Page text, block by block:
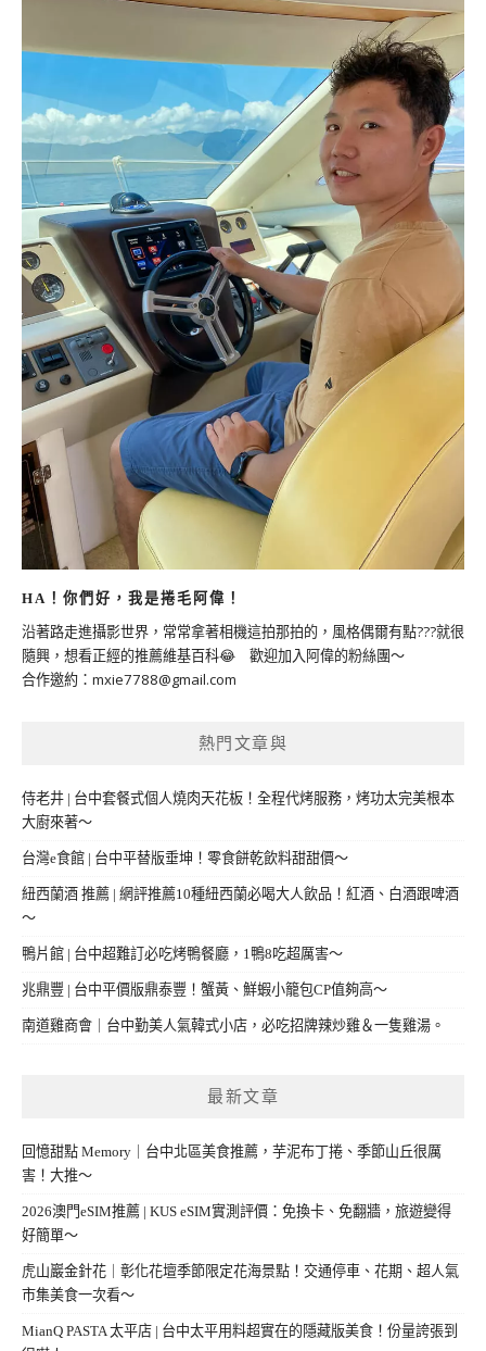
HA！你們好，我是捲毛阿偉！
沿著路走進攝影世界，常常拿著相機這拍那拍的，風格偶爾有點???就很
隨興，想看正經的推薦維基百科😂 歡迎加入阿偉的粉絲團～
合作邀約： mxie7788@gmail.com
熱門文章與
侍老井 | 台中套餐式個人燒肉天花板！全程代烤服務，烤功太完美根本
大廚來著～
台灣e食館 | 台中平替版垂坤！零食餅乾飲料甜甜價～
紐西蘭酒 推薦 | 網評推薦10種紐西蘭必喝大人飲品！紅酒、白酒跟啤酒
～
鴨片館 | 台中超難訂必吃烤鴨餐廳，1鴨8吃超厲害～
兆鼎豐 | 台中平價版鼎泰豐！蟹黃、鮮蝦小籠包CP值夠高～
南道雞商會｜台中勤美人氣韓式小店，必吃招牌辣炒雞＆一隻雞湯。
最新文章
回憶甜點 Memory｜台中北區美食推薦，芋泥布丁捲、季節山丘很厲
害！大推～
2026澳門eSIM推薦 | KUS eSIM實測評價：免換卡、免翻牆，旅遊變得
好簡單～
虎山巖金針花｜彰化花壇季節限定花海景點！交通停車、花期、超人氣
市集美食一次看～
MianQ PASTA 太平店 | 台中太平用料超實在的隱藏版美食！份量誇張到